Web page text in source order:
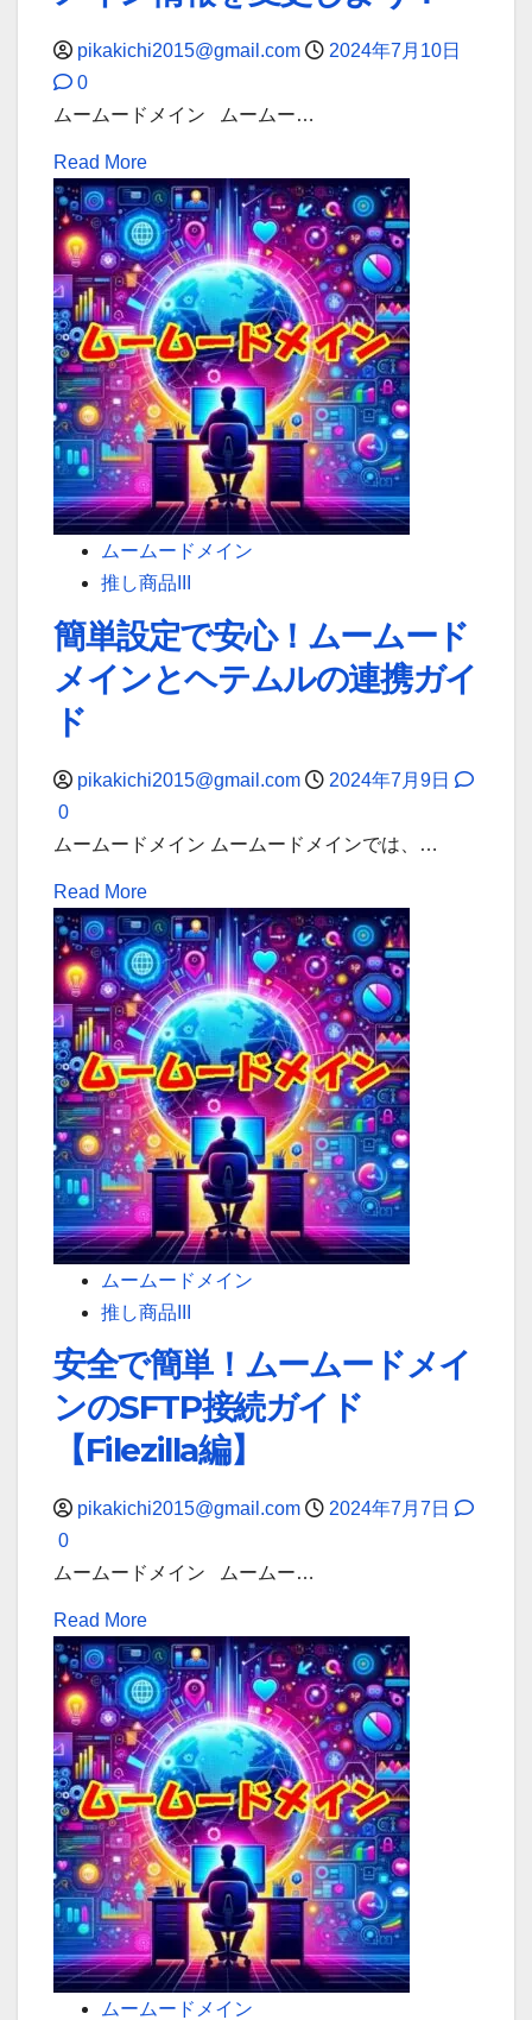
ン
ル・
金
に
つ
い
て
の
ガ
イ
ド
ラ
イ
ン」
pikakichi2015@gmail.com
2024年7月10日
0
ムームードメイン ムームー…
Read MoreRead
more
about
ム
ー
ム
ー
ド
メ
イ
ン
で
簡
単
ド
メ
情
を
更
し
よ
う！
ムームードメイン
推し商品III
簡単設定で安心！ムームード
メインとヘテムルの連携ガイ
ド
pikakichi2015@gmail.com
2024年7月9日
0
ムームードメイン ムームードメインでは、…
Read MoreRead
more
about
簡
単
設
定
で
安
心！
ム
ー
ム
ー
メ
イ
ン
と
ヘ
ム
の
連
携
ガ
イ
ド
ムームードメイン
推し商品III
安全で簡単！ムームードメイ
ンのSFTP接続ガイド
【Filezilla編】
pikakichi2015@gmail.com
2024年7月7日
0
ムームードメイン ムームー…
Read MoreRead
more
about
安
全
で
簡
単！
ム
ー
ム
ー
ド
ムームードメイン